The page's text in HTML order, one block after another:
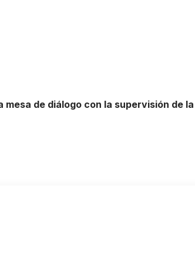
mesa de diálogo con la supervisión